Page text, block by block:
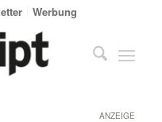
Werbung
ANZEIGE